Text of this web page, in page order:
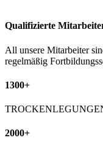
Qualifizierte
All unsere Mitarbeiter
regelmäßig
1300+
2000+